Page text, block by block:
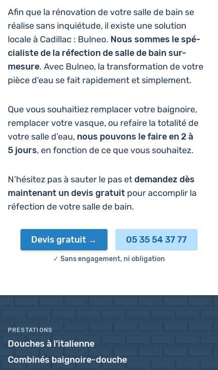
Afin que la réno­va­tion de votre salle de bain se
réalise sans inquié­tude, il existe une solu­tion
locale à Cadillac : Bulneo. Nous sommes le spé­
cia­liste de la réfec­tion de salle de bain sur-
mesure. Avec Bulneo, la trans­for­ma­tion de votre
pièce d’eau se fait rapi­de­ment et simplement.
Que vous sou­hai­tiez rem­pla­cer votre bai­gnoire,
rem­pla­cer votre vasque, ou refaire la tota­li­té de
votre salle d’eau, nous pouvons le faire en 2 à
5 jours, en fonc­tion de ce que vous souhaitez.
N’hé­si­tez pas à sauter le pas etdeman­dez dès
main­te­nant un devis gratuit pour accom­plir la
réfec­tion de votre salle de bain.
Devis gratuit 05 35 54 37 77
✓ Sans engagement, ni obligation
PRESTATIONS
Douches à l'italienne
Combinés baignoire-douche